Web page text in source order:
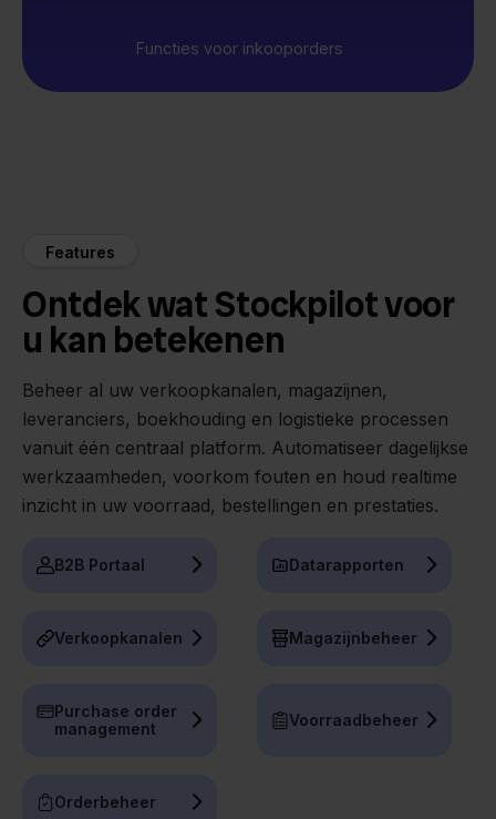
Functies voor inkooporders
Features
Ontdek wat Stockpilot voor
u kan betekenen
Beheer al uw verkoopkanalen, magazijnen,
leveranciers, boekhouding en logistieke processen
vanuit één centraal platform. Automatiseer dagelijkse
werkzaamheden, voorkom fouten en houd realtime
inzicht in uw voorraad, bestellingen en prestaties.
B2B Portaal Datarapporten
Verkoopkanalen Magazijnbeheer
Purchase order
management
Voorraadbeheer
Orderbeheer